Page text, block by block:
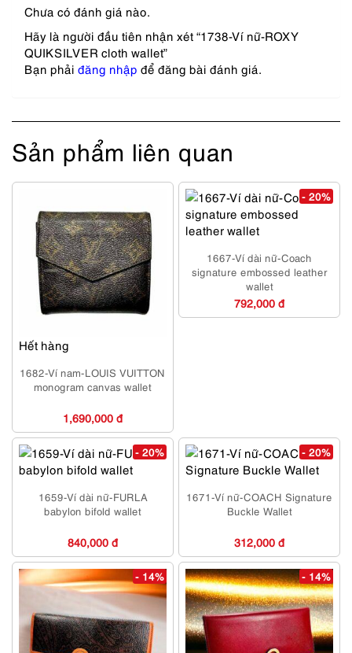
Chưa có đánh giá nào.
Hãy là người đầu tiên nhận xét “1738-Ví nữ-ROXY
QUIKSILVER cloth wallet”
Bạn phải đăng nhập để đăng bài đánh giá.
Sản phẩm liên quan
Hết hàng
1682-Ví nam-LOUIS VUITTON
monogram canvas wallet
1,690,000 đ
- 20%
1667-Ví dài nữ-Coach
signature embossed leather
wallet
792,000 đ
- 20%
1659-Ví dài nữ-FURLA
babylon bifold wallet
840,000 đ
- 20%
1671-Ví nữ-COACH Signature
Buckle Wallet
312,000 đ
- 14% - 14%